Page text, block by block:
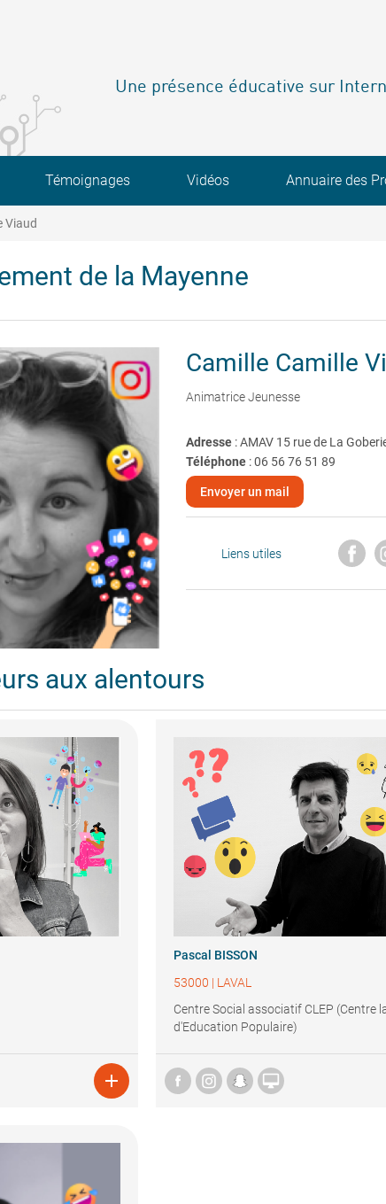
Une présence éducative sur
Témoignages Vidéos Annuaire des
Viaud
de la Mayenne
Camille Camille
Animatrice Jeunesse
Adresse : AMAV 15 rue de La
Téléphone:06 56 76 51 89
Envoyer un mail
Liens utiles
aux alentours

Pascal BISSON
53000 | LAVAL
Centre Social associatif CLEP (Centre
d'Education Populaire)
